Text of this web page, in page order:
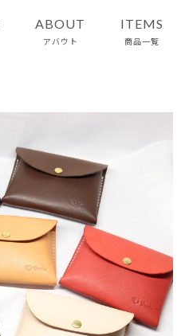
ABOUT
アバウト
ITEMS
商品一覧